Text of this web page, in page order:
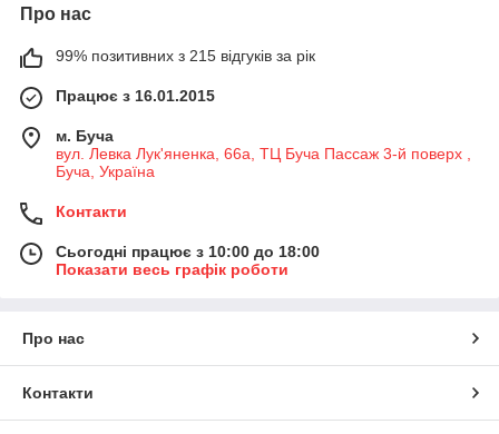
Про нас
99% позитивних з 215 відгуків за рік
Працює з 16.01.2015
м. Буча
вул. Левка Лук'яненка, 66а, ТЦ Буча Пассаж 3-й поверх ,
Буча, Україна
Контакти
Сьогодні працює з 10:00 до 18:00
Показати весь графік роботи
Про нас
Контакти